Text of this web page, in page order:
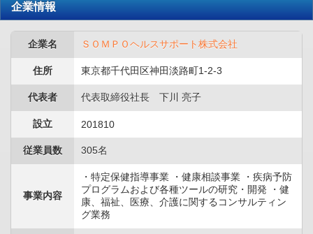
企業情報
企業名 ＳＯＭＰＯヘルスサポート株式会社
住所 東京都千代田区神田淡路町1-2-3
代表者 代表取締役社長 下川 亮子
設立 201810
従業員数 305名
事業内容
・特定保健指導事業 ・健康相談事業 ・疾病予防
プログラムおよび各種ツールの研究・開発 ・健
康、福祉、医療、介護に関するコンサルティン
グ業務